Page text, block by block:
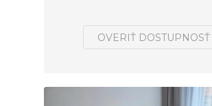
OVERIŤ DOSTUPNOSŤ